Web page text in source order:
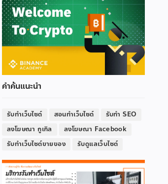
คำค้นแนะนำ
รับทำเว็บไซต์ สอนทำเว็บไซต์
รับทำ SEO
ลงโฆษณา กูเกิล
ลงโฆษณา Facebook
รับทำเว็บไซต์ขายของ
รับดูแลเว็บไซต์